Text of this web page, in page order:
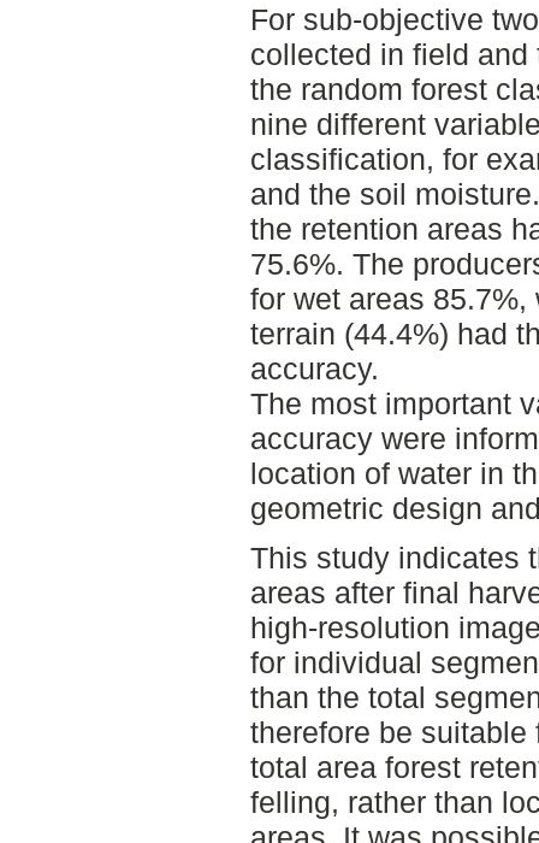
For sub-objective
collected in field
the random forest
nine different
classification, for
and the soil
the retention areas
75.6%. The
for wet areas
terrain (44.4%) had
accuracy.
The most important
accuracy were
location of water in
geometric design
This study indicates
areas after final
high-resolution
for individual
than the total
therefore be suitable
total area forest
felling, rather than